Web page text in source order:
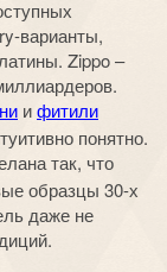
-варианты,
Zippo–
ифитили
понятно.
так, что
образцы 30-х
даже не